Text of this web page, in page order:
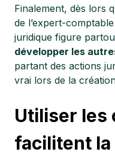
Finalement, dès lors
de l’expert-
juridique figure
développer les
partant des actions
vrai lors de la
Utiliser les
facilitent